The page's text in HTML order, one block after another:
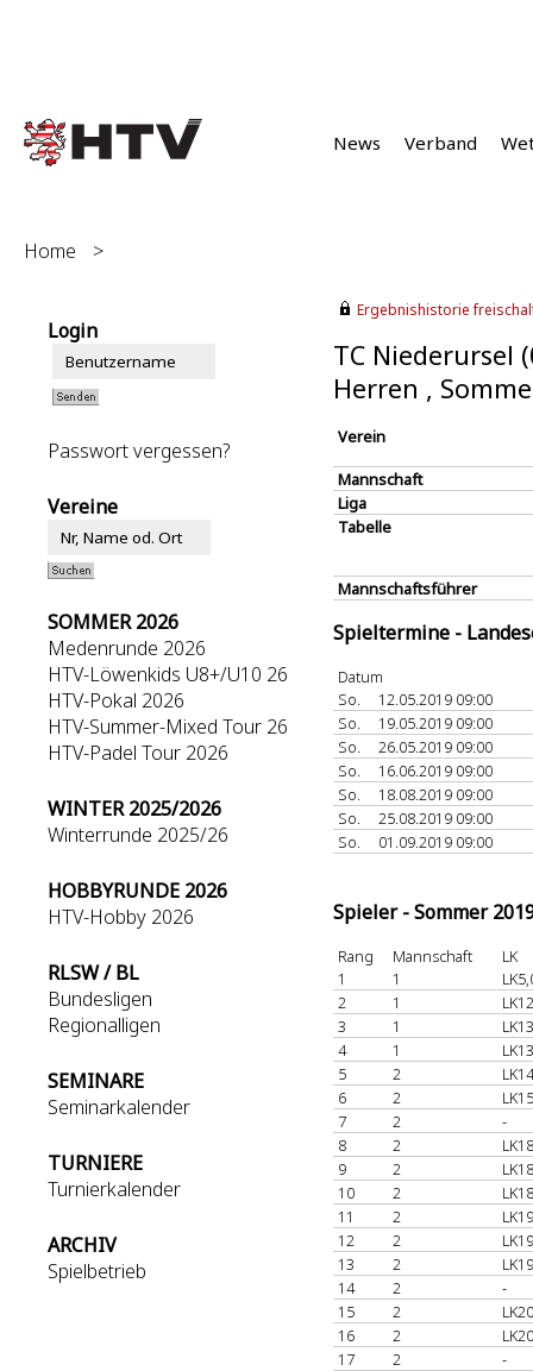
News Verband
Home >
Login
Passwort vergessen?
Vereine
SOMMER 2026
Medenrunde 2026
HTV-Löwenkids U8+/U10 26
HTV-Pokal 2026
HTV-Summer-Mixed Tour 26
HTV-Padel Tour 2026
WINTER 2025/2026
Winterrunde 2025/26
HOBBYRUNDE 2026
HTV-Hobby 2026
RLSW / BL
Bundesligen
Regionalligen
SEMINARE
Seminarkalender
TURNIERE
Turnierkalender
ARCHIV
Spielbetrieb
Ergebnishistorie
TC Niederursel
Herren ,
Verein
Mannschaft
Liga
Tabelle
Mannschaftsführer
Spieltermine -
Datum
So.
12.05.2019 09:00
So.
19.05.2019 09:00
So.
26.05.2019 09:00
So.
16.06.2019 09:00
So.
18.08.2019 09:00
So.
25.08.2019 09:00
So.
01.09.2019 09:00
Spieler - Sommer
Rang Mannschaft
LK
1
1
2
1
3
1
4
1
5
2
6
2
7
2
-
8
2
9
2
10
2
11
2
12
2
13
2
14
2
-
15
2
16
2
17
2
-